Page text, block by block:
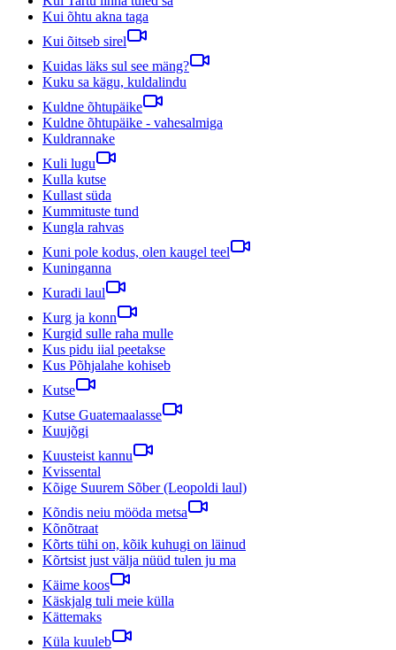
Kui õhtu akna taga
Kui õitseb sirel
Kuidas läks sul see mäng?
Kuku sa kägu, kuldalindu
Kuldne õhtupäike
Kuldne õhtupäike - vahesalmiga
Kuldrannake
Kuli lugu
Kulla kutse
Kullast süda
Kummituste tund
Kungla rahvas
Kuni pole kodus, olen kaugel teel
Kuninganna
Kuradi laul
Kurg ja konn
Kurgid sulle raha mulle
Kus pidu iial peetakse
Kus Põhjalahe kohiseb
Kutse
Kutse Guatemaalasse
Kuujõgi
Kuusteist kannu
Kvissental
Kõige Suurem Sõber (Leopoldi laul)
Kõndis neiu mööda metsa
Kõnõtraat
Kõrts tühi on, kõik kuhugi on läinud
Kõrtsist just välja nüüd tulen ju ma
Käime koos
Käskjalg tuli meie külla
Kättemaks
Küla kuuleb